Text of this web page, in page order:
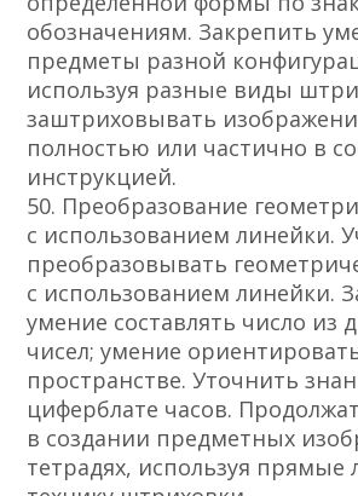
обозначениям. Закрепить
предметы разной
используя разные виды
заштриховывать
полностью или частично в
инструкцией.
50. Преобразование
с использованием линейки.
преобразовывать
с использованием линейки.
умение составлять число из
чисел; умение
пространстве. Уточнить
циферблате часов.
в создании предметных
тетрадях, используя прямые